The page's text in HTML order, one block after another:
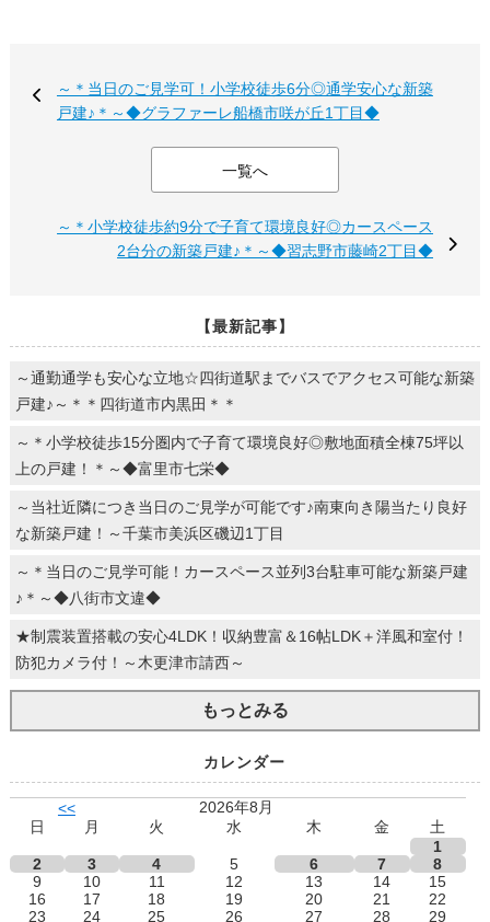
～＊当日のご見学可！小学校徒歩6分◎通学安心な新築
戸建♪＊～◆グラファーレ船橋市咲が丘1丁目◆
一覧へ
～＊小学校徒歩約9分で子育て環境良好◎カースペース
2台分の新築戸建♪＊～◆習志野市藤崎2丁目◆
【最新記事】
～通勤通学も安心な立地☆四街道駅までバスでアクセス可能な新築
戸建♪～＊＊四街道市内黒田＊＊
～＊小学校徒歩15分圏内で子育て環境良好◎敷地面積全棟75坪以
上の戸建！＊～◆富里市七栄◆
～当社近隣につき当日のご見学が可能です♪南東向き陽当たり良好
な新築戸建！～千葉市美浜区磯辺1丁目
～＊当日のご見学可能！カースペース並列3台駐車可能な新築戸建
♪＊～◆八街市文違◆
★制震装置搭載の安心4LDK！収納豊富＆16帖LDK＋洋風和室付！
防犯カメラ付！～木更津市請西～
もっとみる
カレンダー
<<
2026年8月
日
月 火 水 木 金
土
1
2
3 4 5 6 7
8
9
10 11 12 13 14
15
16
17 18 19 20 21
22
23
24 25 26 27 28
29